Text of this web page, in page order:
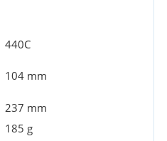
440C
104 mm
237 mm
185 g